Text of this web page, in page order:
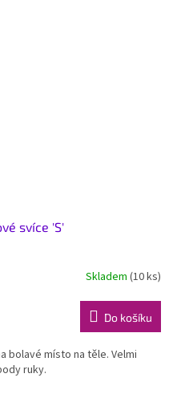
svíce 'S'
Skladem (10 ks)
Do košíku
bolavé místo na těle. Velmi
ruky.